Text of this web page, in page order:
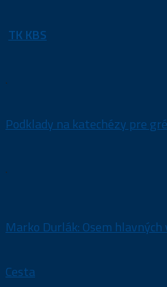
TK KBS
.
Podklady na katechézy pre
.
Marko Durlák: Osem hlavných
Cesta